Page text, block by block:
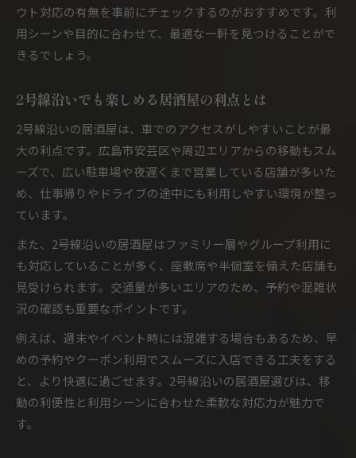
ウト対応の有無を事前にチェックするのがおすすめです。利
用シーンや目的に合わせて、最適な一軒を見つけることがで
きるでしょう。
2号線沿いでも楽しめる居酒屋の利点とは
2号線沿いの居酒屋は、車でのアクセスがしやすいことが最
大の利点です。広島市安芸区や周辺エリアからの移動もスム
ーズで、広い駐車場や夜遅くまで営業している店舗が多いた
め、仕事帰りやドライブの途中にも利用しやすい環境が整っ
ています。
また、2号線沿いの居酒屋はファミリー層やグループ利用に
も対応していることが多く、座敷席や半個室を備えた店舗も
見受けられます。交通量が多いエリアのため、予約や混雑状
況の確認も重要なポイントです。
例えば、週末やイベント時には混雑する場合もあるため、早
めの予約やクーポン利用でスムーズに入店できる工夫をする
と、より快適に過ごせます。2号線沿いの居酒屋選びは、移
動の利便性と利用シーンに合わせた柔軟な対応力が魅力で
す。